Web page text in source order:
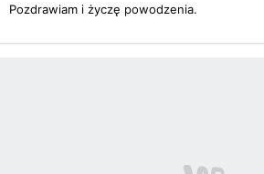
Pozdrawiam i życzę powodzenia.